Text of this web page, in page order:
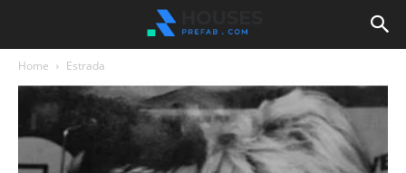
Home Estrada